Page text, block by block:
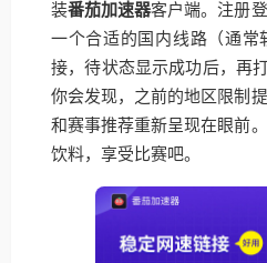
装番茄加速器客户端。注册
一个合适的国内线路（通常
接，待状态显示成功后，再
你会发现，之前的地区限制
和赛事推荐重新呈现在眼前
饮料，享受比赛吧。